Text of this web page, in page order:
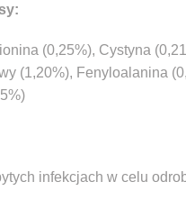
(0,25%), Cystyna
(1,20%), Fenyloalanina
infekcjach w celu